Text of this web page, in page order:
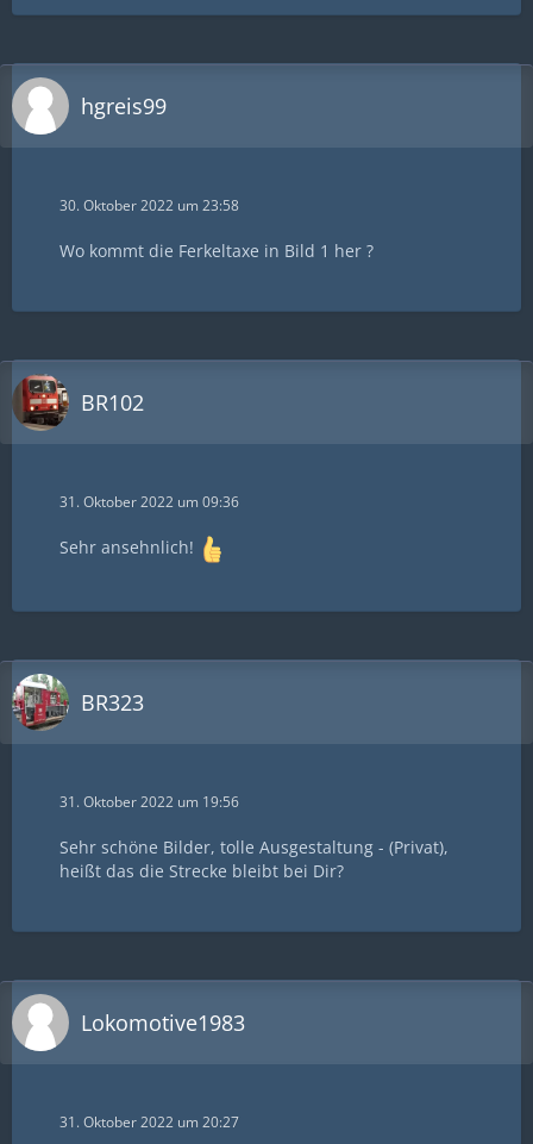
hgreis99
30. Oktober 2022 um 23:58
Wo kommt die Ferkeltaxe in Bild 1 her ?
BR102
31. Oktober 2022 um 09:36
Sehr ansehnlich!
BR323
31. Oktober 2022 um 19:56
Sehr schöne Bilder, tolle Ausgestaltung - (Privat),
heißt das die Strecke bleibt bei Dir?
Lokomotive1983
31. Oktober 2022 um 20:27